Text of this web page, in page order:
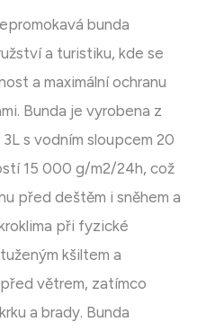
bunda
a turistiku, kde se
a maximální ochranu
Bunda je vyrobena z
s vodním sloupcem 20
15 000 g/m2/24h, což
před deštěm i sněhem a
při fyzické
kšiltem a
větrem, zatímco
a brady. Bunda